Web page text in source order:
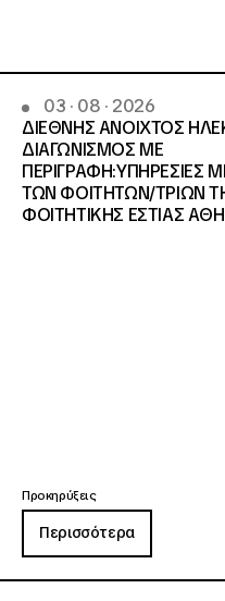
03 · 08 · 2026
ΔΙΕΘΝΗΣ ΑΝΟΙΧΤΟΣ
ΔΙΑΓΩΝΙΣΜΟΣ ΜΕ
ΠΕΡΙΓΡΑΦΗ:ΥΠΗΡΕΣΙΕΣ
ΤΩΝ ΦΟΙΤΗΤΩΝ/ΤΡΙΩΝ
ΦΟΙΤΗΤΙΚΗΣ ΕΣΤΙΑΣ
Προκηρύξεις
Περισσότερα